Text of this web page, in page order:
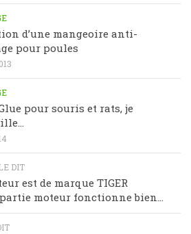
d’une mangeoire anti-
pour poules
pour souris et rats, je
DIT
est de marque TIGER
partie moteur fonctionne bien...